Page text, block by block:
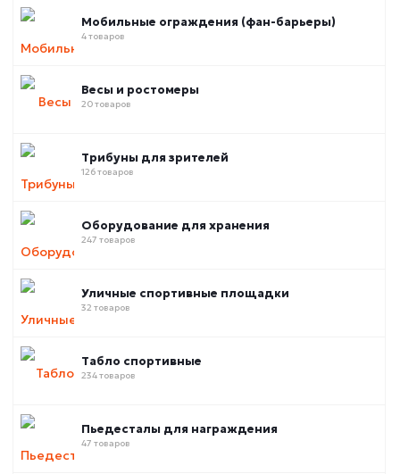
Мобильные ограждения (фан-барьеры)
4 товаров
Весы и ростомеры
20 товаров
Трибуны для зрителей
126 товаров
Оборудование для хранения
247 товаров
Уличные спортивные площадки
32 товаров
Табло спортивные
234 товаров
Пьедесталы для награждения
47 товаров